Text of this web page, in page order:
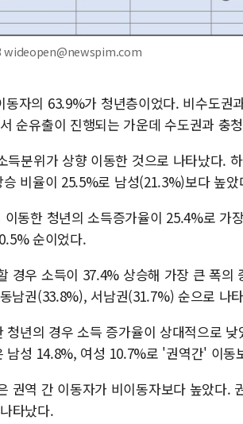
wideopen@newspim.com
자의 63.9%가 청년층이었다. 비수도권
순유출이 진행되는 가운데 수도권과 충
분위가 상향 이동한 것으로 나타났다.
비율이 25.5%로 남성(21.3%)보다 높았
동한 청년의 소득증가율이 25.4%로 가
순이었다.
경우 소득이 37.4% 상승해 가장 큰 폭의
남권(33.8%), 서남권(31.7%) 순으로 나
년의 경우 소득 증가율이 상대적으로 낮
남성 14.8%, 여성 10.7%로 '권역간' 이동
권역 간 이동자가 비이동자보다 높았다.
타났다.